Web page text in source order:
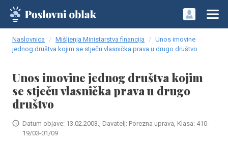
Naslovnica Mišljenja Ministarstva financija
Unos imovine
jednog društva kojim se stječu vlasnička prava u drugo društvo
Unos imovine jednog društva kojim
se stječu vlasnička prava u drugo
društvo
Datum objave: 13.02.2003., Davatelj: Porezna uprava, Klasa: 410-
19/03-01/09